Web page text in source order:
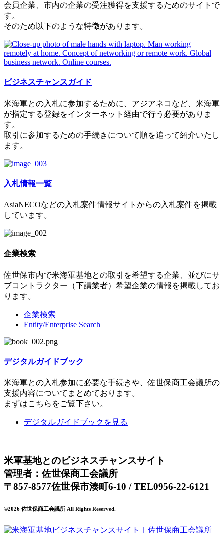
会員企業、市内の企業の受注獲得を支援するためのサイトで
す。
そのため以下のような特徴があります。
ビジネスチャンスガイド
米海軍との入札に参加するために、アジアネコなど、米海軍
が指定する登録をインターネット経由で行う必要がありま
す。
取引に参加するための手続きについて順を追って紹介いたし
ます。
入札情報一覧
AsiaNECOなどの入札案件情報サイトからの入札案件を掲載
しています。
企業検索
佐世保市内で米海軍基地との取引を希望する企業、並びにサ
ブコントラクター（下請業者）希望企業の情報を掲載してお
ります。
企業検索
Entity/Enterprise Search
デジタルガイドブック
米海軍との入札参加に必要な手続きや、佐世保商工会議所の
支援内容についてまとめております。
まずはこちらをご覧下さい。
デジタルガイドブックを見る
米軍基地とのビジネスチャンスサイト
管理者：佐世保商工会議所
〒857-8577佐世保市湊町6-10 / TEL0956-22-6121
©2026 佐世保商工会議所 All Rights Reserved.